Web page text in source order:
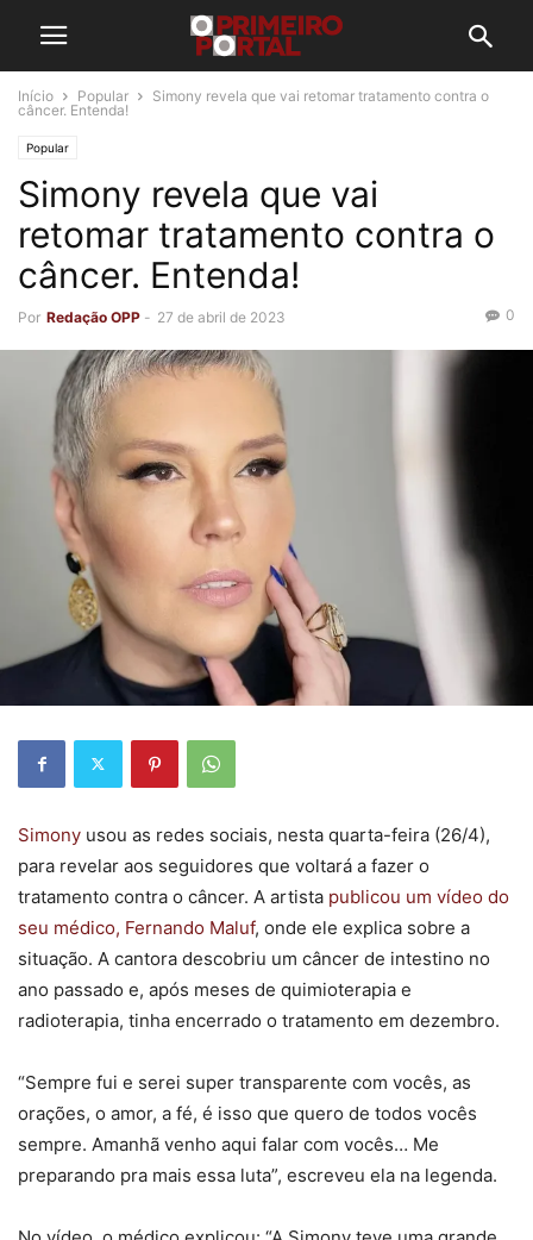
Início Popular
Simony revela que vai retomar tratamento contra o
câncer. Entenda!
Popular
Simony revela que vai
retomar tratamento contra o
câncer. Entenda!
Por Redação OPP - 27 de abril de 2023 0
Simony usou as redes sociais, nesta quarta-feira (26/4),
para revelar aos seguidores que voltará a fazer o
tratamento contra o câncer. A artista publicou um vídeo do
seu médico, Fernando Maluf, onde ele explica sobre a
situação. A cantora descobriu um câncer de intestino no
ano passado e, após meses de quimioterapia e
radioterapia, tinha encerrado o tratamento em dezembro.
“Sempre fui e serei super transparente com vocês, as
orações, o amor, a fé, é isso que quero de todos vocês
sempre. Amanhã venho aqui falar com vocês… Me
preparando pra mais essa luta”, escreveu ela na legenda.